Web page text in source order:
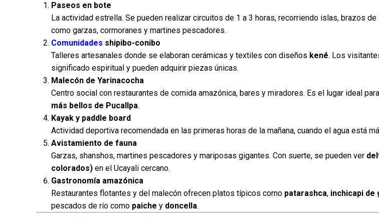
Paseos en bote
La actividad estrella. Se pueden realizar circuitos de 1 a 3 horas, recorriendo islas, brazos
como garzas, cormoranes y martines pescadores.
Comunidades shipibo-conibo
Talleres artesanales donde se elaboran cerámicas y textiles con diseños kené. Los
significado espiritual y pueden adquirir piezas únicas.
Malecón de Yarinacocha
Centro social con restaurantes de comida amazónica, bares y miradores. Es el lugar ideal
más bellos de Pucallpa.
Kayak y paddle board
Actividad deportiva recomendada en las primeras horas de la mañana, cuando el agua está
Avistamiento de fauna
Garzas, shanshos, martines pescadores y mariposas gigantes. Con suerte, se pueden ver
colorados) en el Ucayali cercano.
Gastronomía amazónica
Restaurantes flotantes y del malecón ofrecen platos típicos como patarashca, inchicapi de
pescados de río como paiche y doncella.